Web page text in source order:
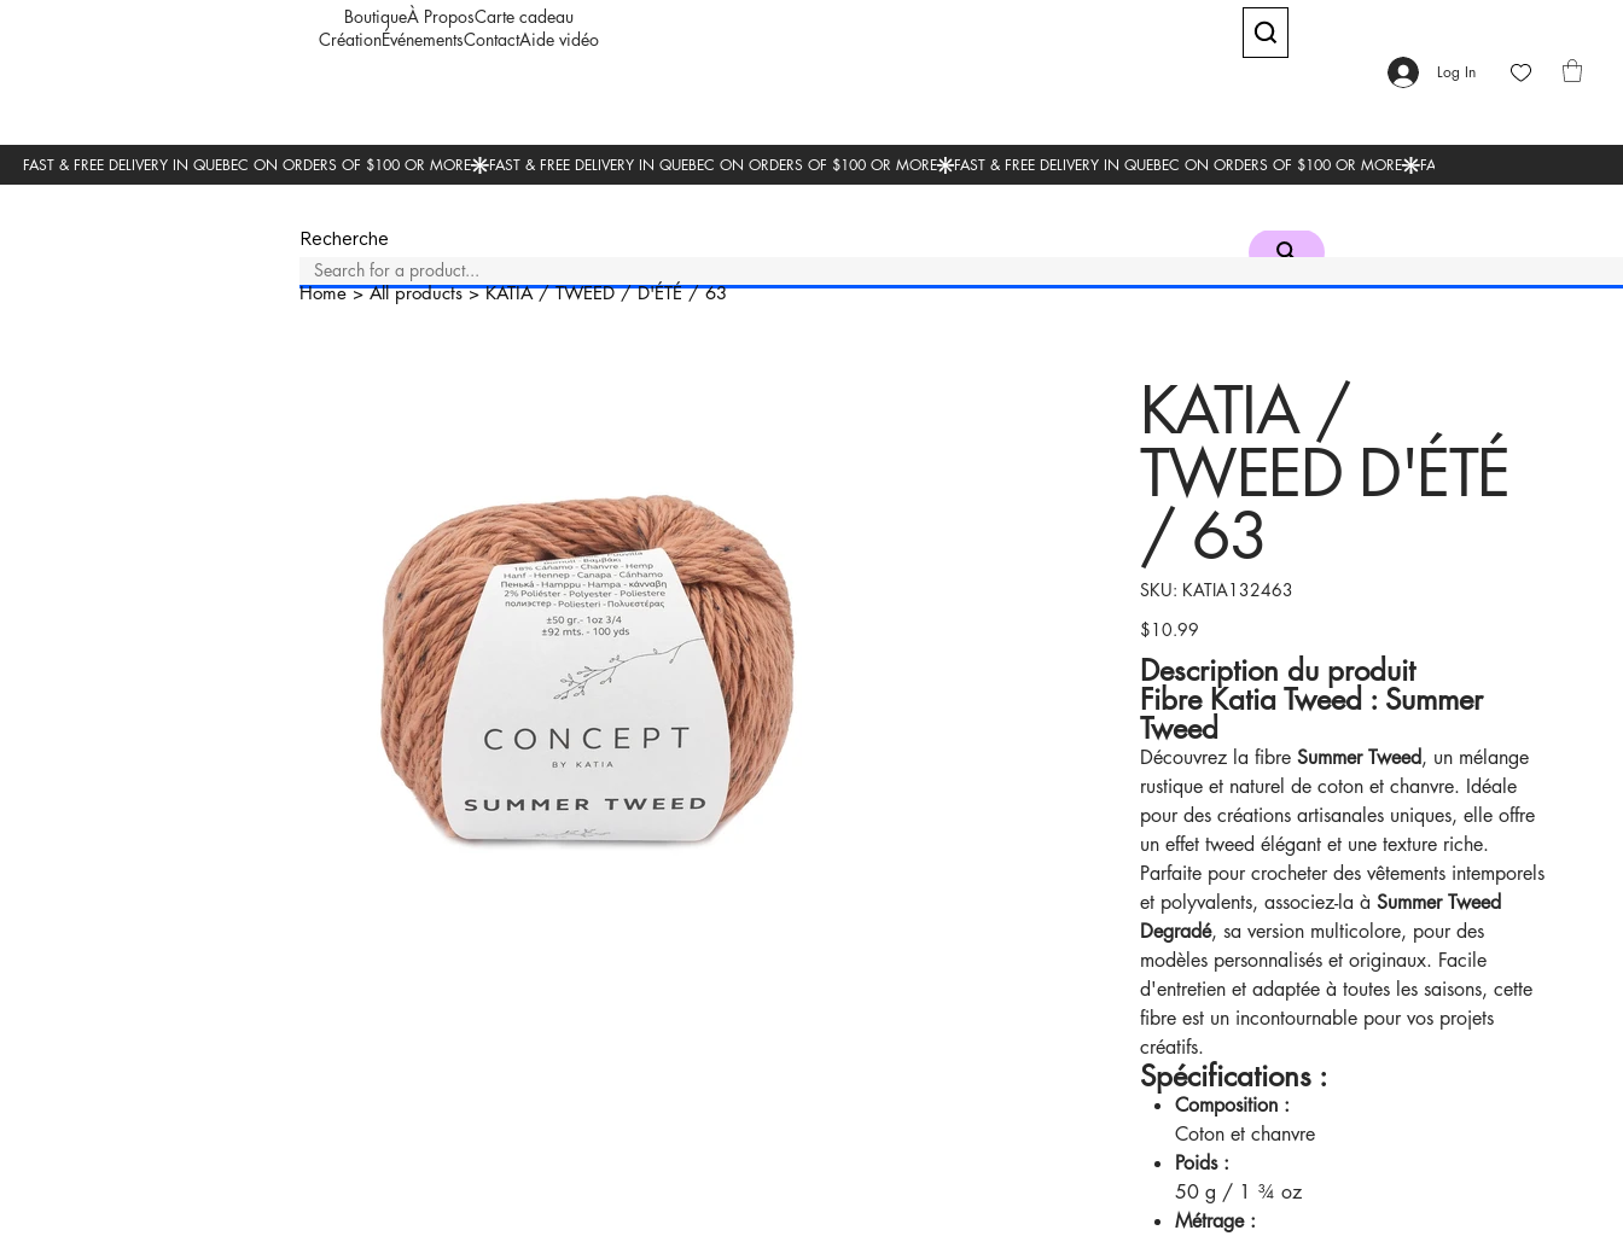
BoutiqueÀ ProposCarte cadeau
CréationÉvénementsContactAide vidéo
Log In
Recherche
Home>All products>KATIA / TWEED / D'ÉTÉ / 63
KATIA /
TWEED D'ÉTÉ
/ 63
SKU: SKU
KATIA132463
KATIA132463
Price
$10.99
Description du produit
Fibre Katia Tweed : Summer
Tweed
Découvrez la fibre Summer Tweed, un mélange
rustique et naturel de coton et chanvre. Idéale
pour des créations artisanales uniques, elle offre
un effet tweed élégant et une texture riche.
Parfaite pour crocheter des vêtements intemporels
et polyvalents, associez-la à Summer Tweed
Degradé, sa version multicolore, pour des
modèles personnalisés et originaux. Facile
d'entretien et adaptée à toutes les saisons, cette
fibre est un incontournable pour vos projets
créatifs.
Spécifications :
Composition :
Coton et chanvre
Poids :
50 g / 1 ¾ oz
Métrage :